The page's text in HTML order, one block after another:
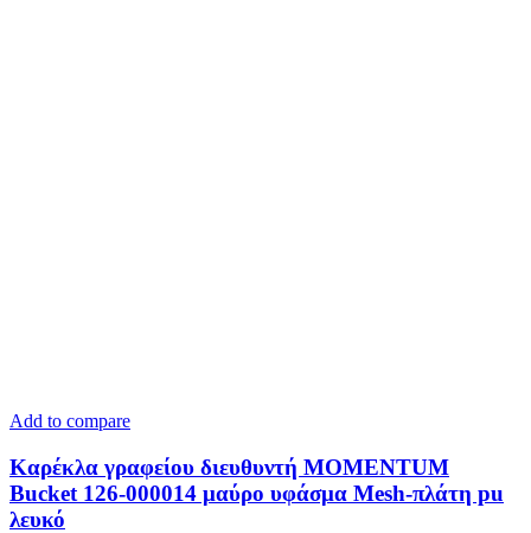
Add to compare
Καρέκλα γραφείου διευθυντή MOMENTUM
Bucket 126-000014 μαύρο υφάσμα Mesh-πλάτη pu
λευκό